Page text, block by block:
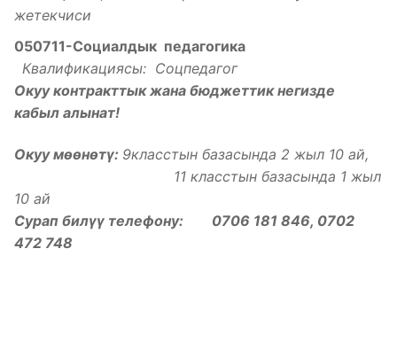
жетекчиси
050711-Социалдык педагогика
Квалификациясы: Соцпедагог
Окуу контракттык жана бюджеттик негизде
кабыл алынат!
Окуу мөөнөтү: 9класстын базасында 2 жыл 10 ай,
11 класстын базасында 1 жыл
10 ай
Сурап билүү телефону: 0706 181 846, 0702
472 748